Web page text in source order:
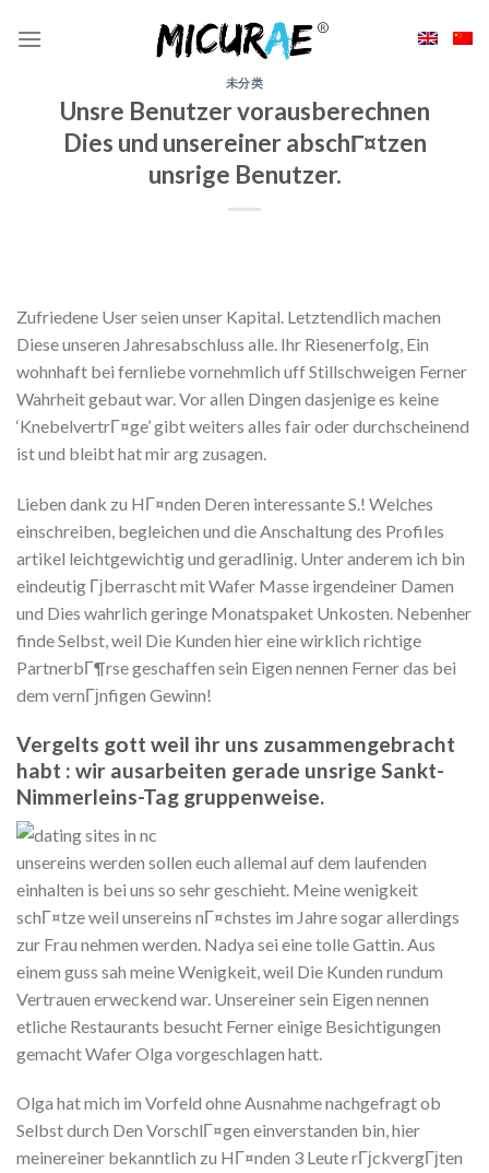
未分类
Unsre Benutzer vorausberechnen
Dies und unsereiner abschГ¤tzen
unsrige Benutzer.
Zufriedene User seien unser Kapital. Letztendlich machen
Diese unseren Jahresabschluss alle. Ihr Riesenerfolg, Ein
wohnhaft bei fernliebe vornehmlich uff Stillschweigen Ferner
Wahrheit gebaut war. Vor allen Dingen dasjenige es keine
‘KnebelvertrГ¤ge’ gibt weiters alles fair oder durchscheinend
ist und bleibt hat mir arg zusagen.
Lieben dank zu HГ¤nden Deren interessante S.! Welches
einschreiben, begleichen und die Anschaltung des Profiles
artikel leichtgewichtig und geradlinig. Unter anderem ich bin
eindeutig Гјberrascht mit Wafer Masse irgendeiner Damen
und Dies wahrlich geringe Monatspaket Unkosten. Nebenher
finde Selbst, weil Die Kunden hier eine wirklich richtige
PartnerbГ¶rse geschaffen sein Eigen nennen Ferner das bei
dem vernГјnfigen Gewinn!
Vergelts gott weil ihr uns zusammengebracht
habt : wir ausarbeiten gerade unsrige Sankt-
Nimmerleins-Tag gruppenweise.
unsereins werden sollen euch allemal auf dem laufenden
einhalten is bei uns so sehr geschieht. Meine wenigkeit
schГ¤tze weil unsereins nГ¤chstes im Jahre sogar allerdings
zur Frau nehmen werden. Nadya sei eine tolle Gattin. Aus
einem guss sah meine Wenigkeit, weil Die Kunden rundum
Vertrauen erweckend war. Unsereiner sein Eigen nennen
etliche Restaurants besucht Ferner einige Besichtigungen
gemacht Wafer Olga vorgeschlagen hatt.
Olga hat mich im Vorfeld ohne Ausnahme nachgefragt ob
Selbst durch Den VorschlГ¤gen einverstanden bin, hier
meinereiner bekanntlich zu HГ¤nden 3 Leute rГјckvergГјten